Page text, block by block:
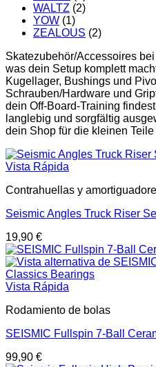
WALTZ (2)
YOW (1)
ZEALOUS (2)
Skatezubehör/Accessoires
was dein Setup komplett
Kugellager, Bushings und
Schrauben/Hardware und
dein Off-Board-Training
langlebig und sorgfältig
dein Shop für die kleinen
Vista Rápida
Contrahuellas y
Seismic Angles Truck Riser
19,90 €
Vista Rápida
Rodamiento de bolas
SEISMIC Fullspin 7-Ball
99,90 €